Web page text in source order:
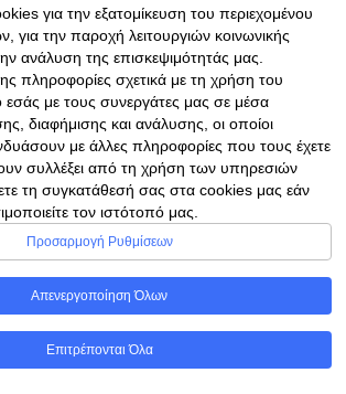
ιδιαίτερη. Κάθε μέρα, ......
| Φιλοξενία Ιστοσελίδας &
♥ από RadioHost.gr
για την εξατομίκευση του περιεχομένου
για την παροχή λειτουργιών κοινωνικής
ανάλυση της επισκεψιμότητάς μας.
πληροφορίες σχετικά με τη χρήση του
με τους συνεργάτες μας σε μέσα
διαφήμισης και ανάλυσης, οι οποίοι
με άλλες πληροφορίες που τους έχετε
συλλέξει από τη χρήση των υπηρεσιών
τη συγκατάθεσή σας στα cookies μας εάν
τον ιστότοπό μας.
Προσαρμογή Ρυθμίσεων
Απενεργοποίηση Όλων
Επιτρέπονται Όλα